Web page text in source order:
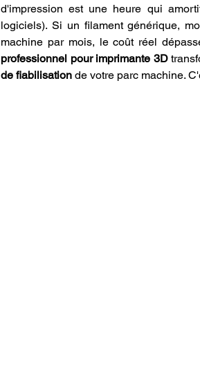
d'impression est une heure qui
logiciels). Si un filament générique,
machine par mois, le coût réel
professionnel pour imprimante 3D
de fiabilisation de votre parc machine.